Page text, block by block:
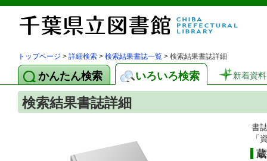
トップページ > 詳細検索 > 検索結果書誌一覧 > 検索結果書誌詳細
かんたん検索 いろいろ検索 新着資料
検索結果書誌詳細
書
「